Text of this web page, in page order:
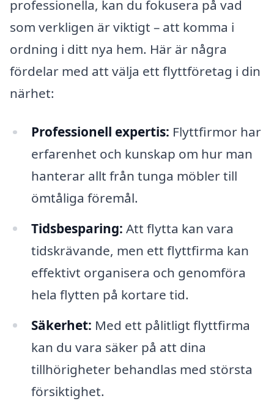
professionella, kan du fokusera på vad
som verkligen är viktigt – att komma i
ordning i ditt nya hem. Här är några
fördelar med att välja ett flyttföretag i din
närhet:
Professionell expertis: Flyttfirmor har
erfarenhet och kunskap om hur man
hanterar allt från tunga möbler till
ömtåliga föremål.
Tidsbesparing: Att flytta kan vara
tidskrävande, men ett flyttfirma kan
effektivt organisera och genomföra
hela flytten på kortare tid.
Säkerhet: Med ett pålitligt flyttfirma
kan du vara säker på att dina
tillhörigheter behandlas med största
försiktighet.